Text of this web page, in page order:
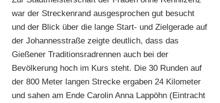
war der Streckenrand ausgesprochen gut besucht
und der Blick über die lange Start- und Zielgerade auf
der Johannesstraße zeigte deutlich, dass das
Gießener Traditionsradrennen auch bei der
Bevölkerung hoch im Kurs steht. Die 30 Runden auf
der 800 Meter langen Strecke ergaben 24 Kilometer
und sahen am Ende Carolin Anna Lappöhn (Eintracht